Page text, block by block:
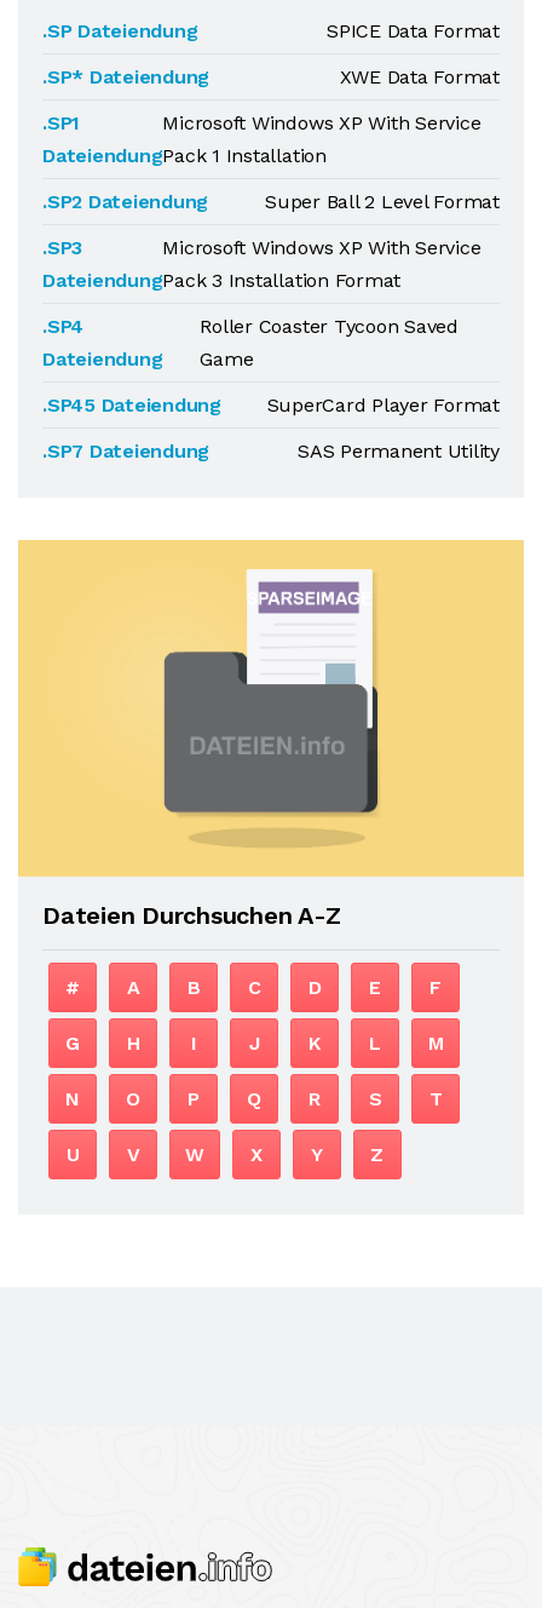
.SP Dateiendung
SPICE Data Format
.SP* Dateiendung
XWE Data Format
.SP1
Dateiendung
Microsoft Windows XP With Service
Pack 1 Installation
.SP2 Dateiendung
Super Ball 2 Level Format
.SP3
Dateiendung
Microsoft Windows XP With Service
Pack 3 Installation Format
.SP4
Dateiendung
Roller Coaster Tycoon Saved
Game
.SP45 Dateiendung
SuperCard Player Format
.SP7 Dateiendung
SAS Permanent Utility
Dateien Durchsuchen A-Z
# A B C D E F
G H I J K L M
N O P Q R S T
U V W X Y Z